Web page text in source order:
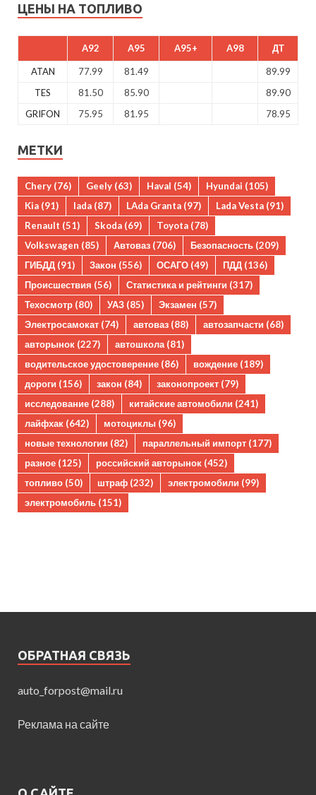
ЦЕНЫ НА ТОПЛИВО
A92 A95 A95+ A98 ДТ
ATAN 77.99 81.49
89.99
TES
81.50 85.90
89.90
GRIFON
75.95 81.95 78.95
МЕТКИ
Chery (76) Geely (63) Haval (54) Hyundai (105)
Kia (91) lada (87) LAda Granta (97) Lada Vesta (91)
Renault (51) Skoda (69) Toyota (78)
Volkswagen (85) Автоваз (706) Безопасность (209)
ГИБДД (91) Закон (556) ОСАГО (49) ПДД (136)
Происшествия (56) Статистика и рейтинги (317)
Техосмотр (80) УАЗ (85) Экзамен (57)
Электросамокат (74) автоваз (88) автозапчасти (68)
авторынок (227) автошкола (81)
водительское удостоверение (86) вождение (189)
дороги (156) закон (84) законопроект (79)
исследование (288) китайские автомобили (241)
лайфхак (642) мотоциклы (96)
новые технологии (82) параллельный импорт (177)
разное (125) российский авторынок (452)
топливо (50) штраф (232) электромобили (99)
электромобиль (151)
ОБРАТНАЯ СВЯЗЬ
auto_forpost@mail.ru
Реклама на сайте